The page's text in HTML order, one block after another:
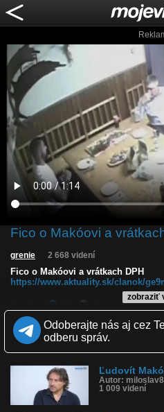
Fico o Makóovi a
zobraziť
grenie 2 668 videní
Fico o Makóovi a vrátkach DPH
https://www.aktuality.sk/clanok/
Zverejnené: 30.10.2021 11:04
Krajina: Slovensko 🇸🇰
Páči sa: 80% (5 hlasov)
Dľžka: 1:14
Kategória: šokujúce
Tagy: ľudovít makó, dph, vratky,
odpočúvanie
Odoberajte nás aj cez
odberu správ.
Ľudovít
Autor: miloslav8
1 009 videní